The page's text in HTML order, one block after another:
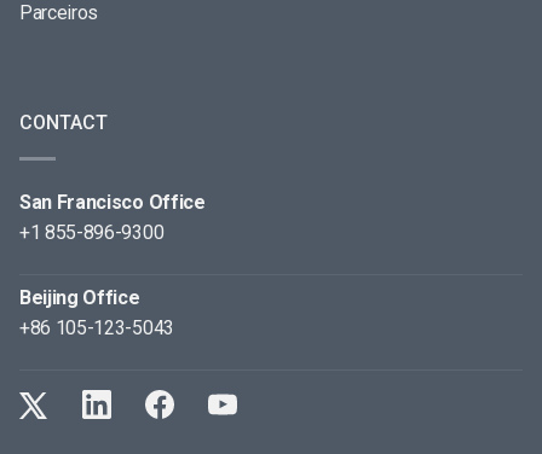
Parceiros
CONTACT
San Francisco Office
+1 855-896-9300
Beijing Office
+86 105-123-5043